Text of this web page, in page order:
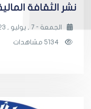
نشر الثقافة
الجمعة - 7 , يوليو , 2023